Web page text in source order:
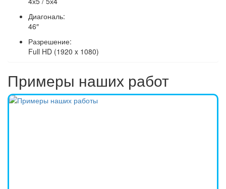
Диагональ:
46″
Разрешение:
Full HD (1920 x 1080)
Примеры наших работ